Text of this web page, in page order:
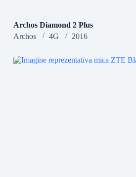
Archos Diamond 2 Plus
Archos
4G 2016